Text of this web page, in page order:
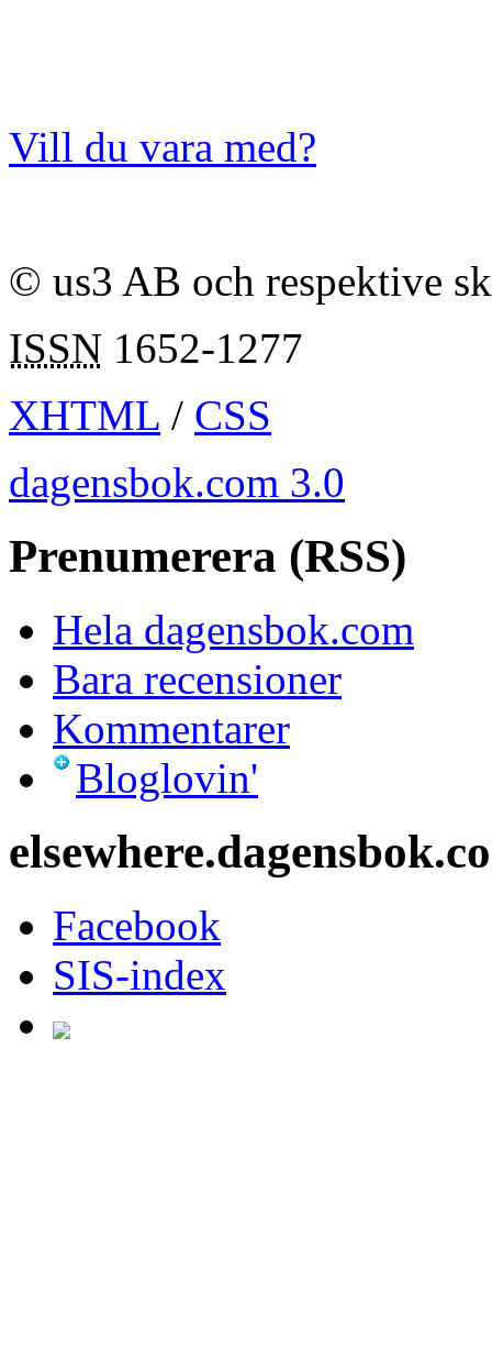
Vill du vara med?
© us3 AB och respektive
ISSN 1652-1277
XHTML / CSS
dagensbok.com 3.0
Prenumerera (RSS)
Hela dagensbok.com
Bara recensioner
Kommentarer
Bloglovin'
Facebook
SIS-index